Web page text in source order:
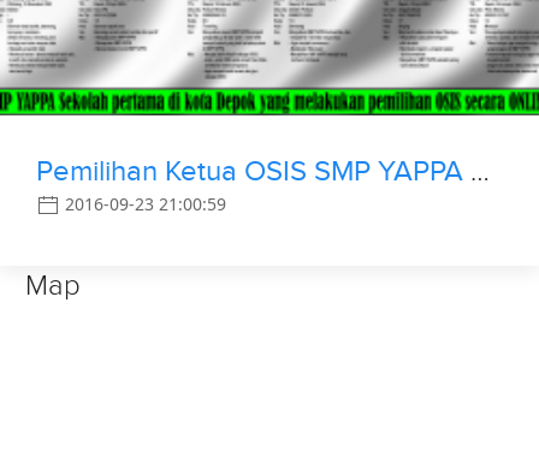
Pemilihan Ketua OSIS SMP YAPPA Depok Secara Online
2016-09-23 21:00:59
Map